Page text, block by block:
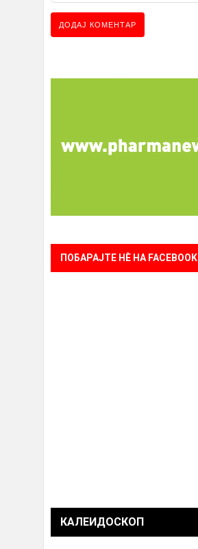
ПОБАРАЈТЕ НÈ НА FACEBOOK
КАЛЕИДОСКОП